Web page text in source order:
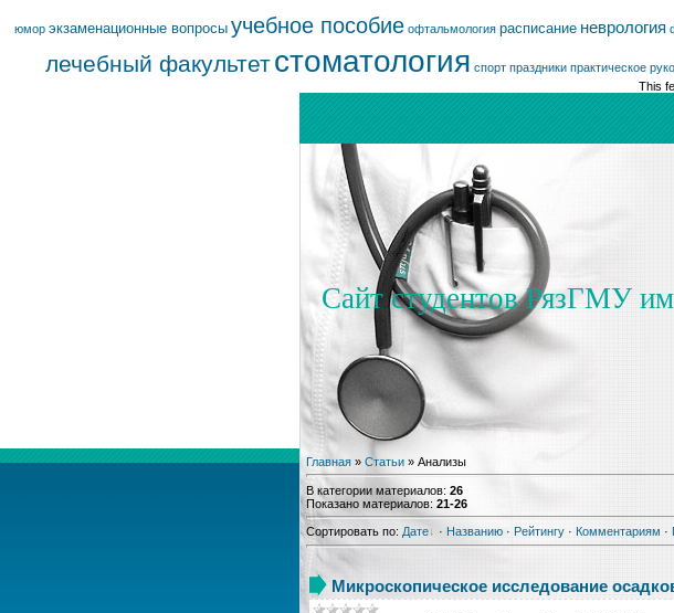
юмор экзаменационные вопросы учебное пособие офтальмология расписание неврология
лечебный факультетстоматология спорт праздники практическое
This
Сайт студентов РязГМУ
Главная » Статьи » Анализы
В категории материалов: 26
Показано материалов: 21-26
Сортировать по: Дате · Названию · Рейтингу · Комментариям ·
Микроскопическое исследование